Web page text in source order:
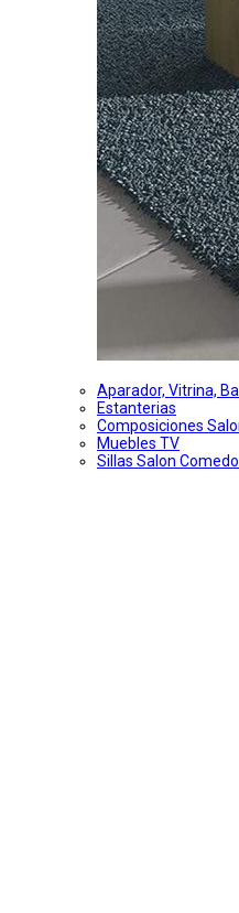
Aparador, Vitrina,
Estanterias
Composiciones
Muebles TV
Sillas Salon